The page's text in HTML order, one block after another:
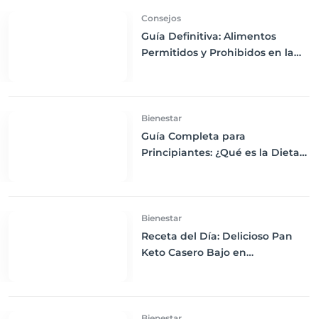
Consejos
Guía Definitiva: Alimentos
Permitidos y Prohibidos en la
Bienestar
Guía Completa para
Principiantes: ¿Qué es la Dieta
Bienestar
Receta del Día: Delicioso Pan
Keto Casero Bajo en